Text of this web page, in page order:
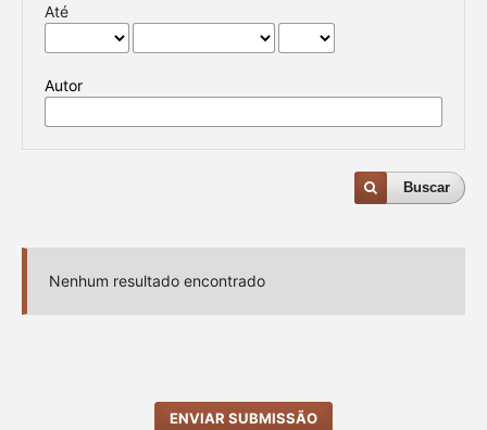
Até
Autor
Buscar
Nenhum resultado encontrado
ENVIAR SUBMISSÃO